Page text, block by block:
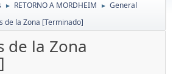
► RETORNO A MORDHEIM ► General
de la Zona [Terminado]
de la Zona